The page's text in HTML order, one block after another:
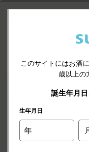
このサイトにはお酒
歳以上の
誕生年月日
生年月日
年